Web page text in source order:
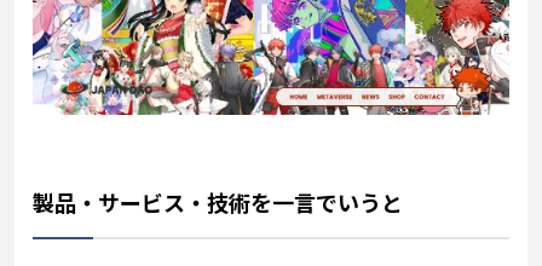
製品・サービス・技術を一言でいうと